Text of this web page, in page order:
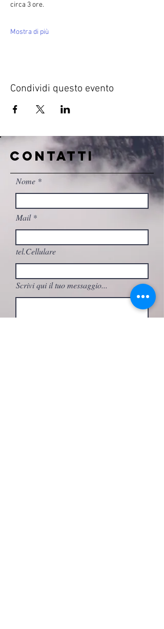
circa 3 ore.
Mostra di più
Condividi questo evento
CONTATTI
Nome
Mail
tel.Cellulare
Scrivi qui il tuo messaggio...